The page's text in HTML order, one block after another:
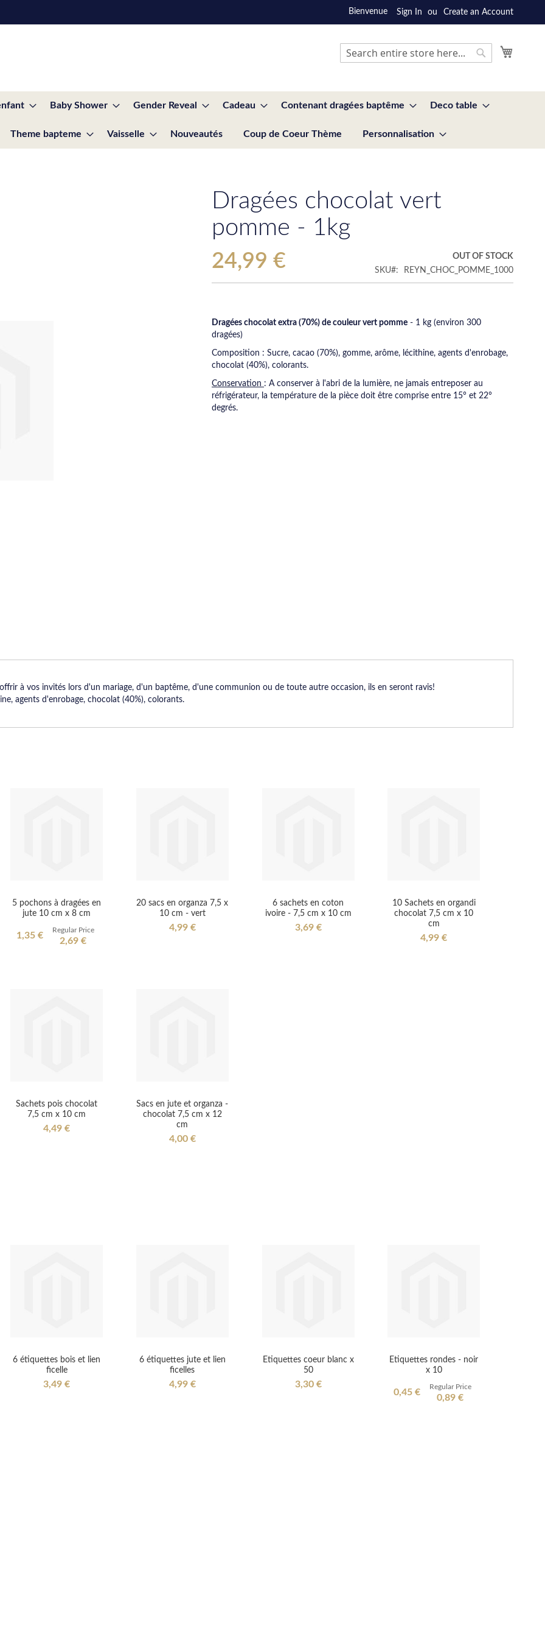
Bienvenue Sign In Create an Account
Search
Baby Shower Gender Reveal Cadeau Contenant dragées baptême Deco table
Theme bapteme Vaisselle Nouveautés Coup de Coeur Thème Personnalisation
Dragées chocolat vert
pomme - 1kg
24,99 €
OUT OF STOCK
SKU
REYN_CHOC_POMME_1000
Dragées chocolat extra (70%) de couleur vert pomme - 1 kg (environ 300
dragées)
Composition : Sucre, cacao (70%), gomme, arôme, lécithine, agents d'enrobage,
chocolat (40%), colorants.
Conservation : A conserver à l'abri de la lumière, ne jamais entreposer au
réfrigérateur, la température de la pièce doit être comprise entre 15° et 22°
degrés.
à vos invités lors d'un mariage, d'un baptême, d'une communion ou de toute autre occasion, ils en seront ravis!
agents d'enrobage, chocolat (40%), colorants.
5 pochons à dragées en
jute 10 cm x 8 cm
Special
1,35 €
Regular Price
2,69 €
20 sacs en organza 7,5 x
10 cm - vert
4,99 €
6 sachets en coton
ivoire - 7,5 cm x 10 cm
3,69 €
10 Sachets en organdi
chocolat 7,5 cm x 10
cm
4,99 €
Sachets pois chocolat
7,5 cm x 10 cm
4,49 €
Sacs en jute et organza -
chocolat 7,5 cm x 12
cm
4,00 €
6 étiquettes bois et lien
ficelle
3,49 €
6 étiquettes jute et lien
ficelles
4,99 €
Etiquettes coeur blanc x
50
3,30 €
Etiquettes rondes - noir
x 10
Special
0,45 €
Regular Price
0,89 €